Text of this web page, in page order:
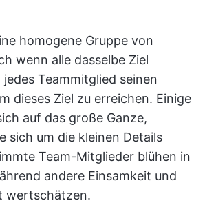
homogene Gruppe von
wenn alle dasselbe Ziel
Teammitglied seinen
dieses Ziel zu erreichen. Einige
auf das große Ganze,
sich um die kleinen Details
Team-Mitglieder blühen in
andere Einsamkeit und
wertschätzen.